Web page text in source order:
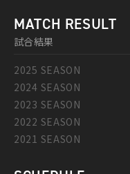
MATCH RESULT
試合結果
2025 SEASON
2024 SEASON
2023 SEASON
2022 SEASON
2021 SEASON